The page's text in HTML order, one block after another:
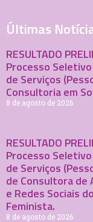
Últimas
RESULTADO
Processo
de Serviços
Consultoria em
8 de agosto de 2026
RESULTADO
Processo
de Serviços
de Consultora de
e Redes Sociais
Feminista.
8 de agosto de 2026